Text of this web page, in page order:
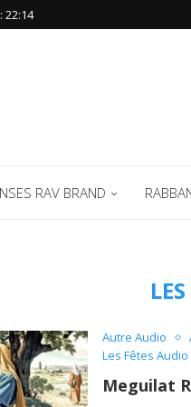
‪22:14‬
RAV BRAND
Autre Audio
Les Fêtes Audio
Meguilat